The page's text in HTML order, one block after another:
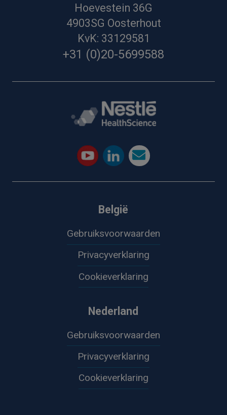
Hoevestein 36G
4903SG Oosterhout
KvK: 33129581
+31 (0)20-5699588
België
Gebruiksvoorwaarden
Privacyverklaring
Cookieverklaring
Nederland
Gebruiksvoorwaarden
Privacyverklaring
Cookieverklaring